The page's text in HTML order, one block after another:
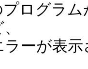
ログラ
ラーが表